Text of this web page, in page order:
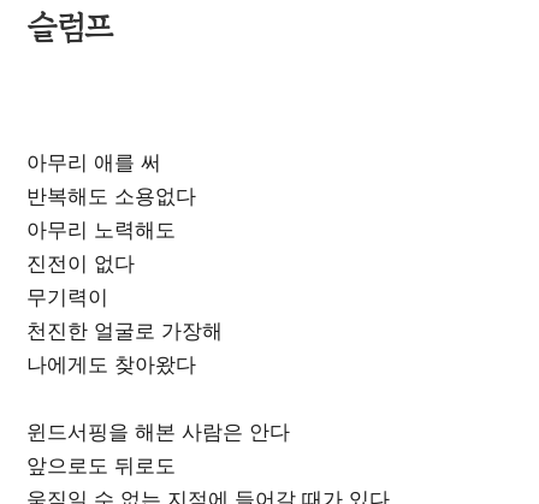
슬럼프
아무리 애를 써
반복해도 소용없다
아무리 노력해도
진전이 없다
무기력이
천진한 얼굴로 가장해
나에게도 찾아왔다
윈드서핑을 해본 사람은 안다
앞으로도 뒤로도